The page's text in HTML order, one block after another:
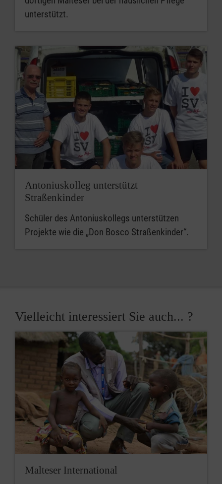
unterstützt.
Antoniuskolleg unterstützt
Straßenkinder
Schüler des Antoniuskollegs unterstützen
Projekte wie die „Don Bosco Straßenkinder“.
Vielleicht interessiert Sie auch... ?
Malteser International